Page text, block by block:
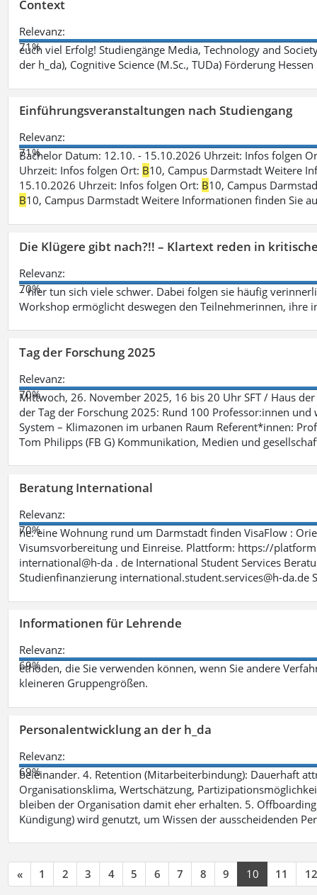
Context
Relevanz:
71%
euch viel Erfolg! Studiengänge Media, Technology and
der h_da), Cognitive Science (M.Sc., TUDa) Förderung
Einführungsveranstaltungen nach Studiengang
Relevanz:
71%
Bachelor Datum: 12.10. - 15.10.2026 Uhrzeit: Infos folgen
Uhrzeit: Infos folgen Ort: B10, Campus Darmstadt Weitere
15.10.2026 Uhrzeit: Infos folgen Ort: B10, Campus
B10, Campus Darmstadt Weitere Informationen finden Sie
Die Klügere gibt nach?!! – Klartext reden in
Relevanz:
70%
– hier tun sich viele schwer. Dabei folgen sie häufig
Workshop ermöglicht deswegen den Teilnehmerinnen, ihre
Tag der Forschung 2025
Relevanz:
70%
Mittwoch, 26. November 2025, 16 bis 20 Uhr SFT / Haus
der Tag der Forschung 2025: Rund 100 Professor:innen
System – Klimazonen im urbanen Raum Referent*innen:
Tom Philipps (FB G) Kommunikation, Medien und
Beratung International
Relevanz:
70%
he: eine Wohnung rund um Darmstadt finden VisaFlow :
Visumsvorbereitung und Einreise. Plattform: https://
international@h-da . de International Student Services
Studienfinanzierung international.student.services@h-da.de
Informationen für Lehrende
Relevanz:
69%
ethoden, die Sie verwenden können, wenn Sie andere
kleineren Gruppengrößen.
Personalentwicklung an der h_da
Relevanz:
69%
beieinander. 4. Retention (Mitarbeiterbindung): Dauerhaft
Organisationsklima, Wertschätzung,
bleiben der Organisation damit eher erhalten. 5.
Kündigung) wird genutzt, um Wissen der ausscheidenden
« 1 2 3 4 5 6 7 8 9 10 11 12